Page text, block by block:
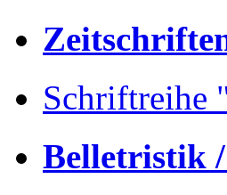
Schriftreihe
Belletristik